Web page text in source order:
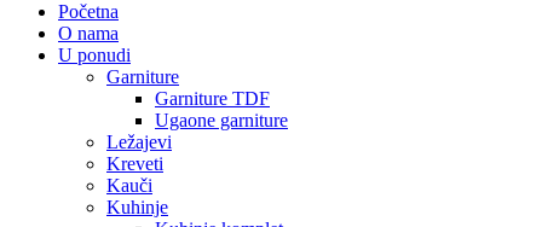
Početna
O nama
U ponudi
Garniture
Garniture TDF
Ugaone garniture
Ležajevi
Kreveti
Kauči
Kuhinje